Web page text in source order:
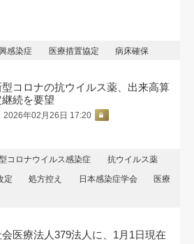
感染症 医療措置協定 病床確保
型コロナの抗ウイルス薬、出来高算
継続を要望
2026年02月26日 17:20
コロナウイルス感染症
抗ウイルス薬
定 処方控え 日本感染症学会
医療
会医療法人379法人に、1月1日現在